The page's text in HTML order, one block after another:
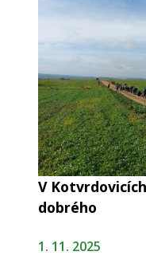
V
dobrého
1. 11. 2025